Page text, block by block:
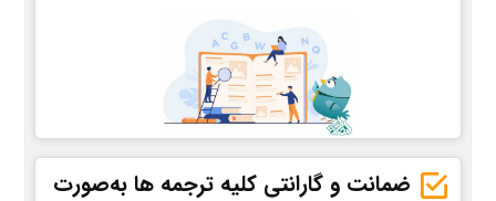
ضمانت و گارانتی کلیه ترجمه ها به‌صورت